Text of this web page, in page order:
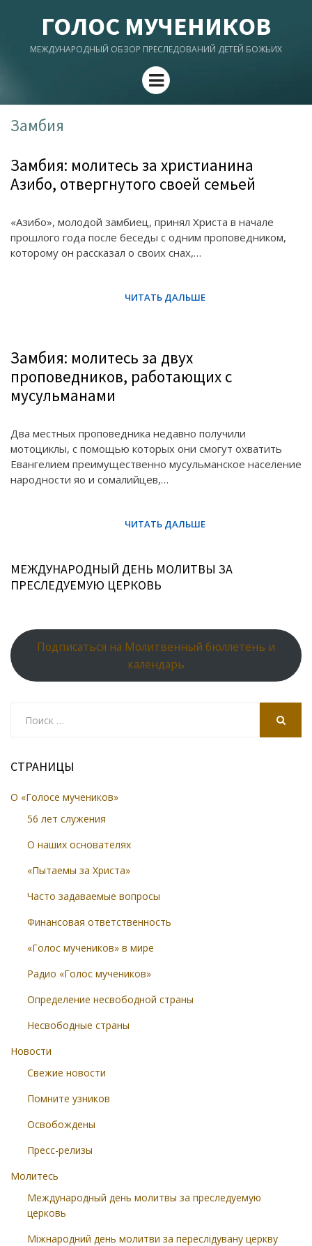
ГОЛОС МУЧЕНИКОВ
МЕЖДУНАРОДНЫЙ ОБЗОР ПРЕСЛЕДОВАНИЙ ДЕТЕЙ БОЖЬИХ
Menu
Замбия
Замбия: молитесь за христианина
Азибо, отвергнутого своей семьей
«Азибо», молодой замбиец, принял Христа в начале
прошлого года после беседы с одним проповедником,
которому он рассказал о своих снах,…
Замбия: молитесь за двух
проповедников, работающих с
мусульманами
Два местных проповедника недавно получили
мотоциклы, с помощью которых они смогут охватить
Евангелием преимущественно мусульманское население
народности яо и сомалийцев,…
МЕЖДУНАРОДНЫЙ ДЕНЬ МОЛИТВЫ ЗА
ПРЕСЛЕДУЕМУЮ ЦЕРКОВЬ
Подписаться на Молитвенный бюллетень и
календарь
СТРАНИЦЫ
О «Голосе мучеников»
56 лет служения
О наших основателях
«Пытаемы за Христа»
Часто задаваемые вопросы
Финансовая ответственность
«Голос мучеников» в мире
Радио «Голос мучеников»
Определение несвободной страны
Несвободные страны
Новости
Свежие новости
Помните узников
Освобождены
Пресс-релизы
Молитесь
Международный день молитвы за преследуемую
церковь
Міжнародний день молитви за переслідувану церкву